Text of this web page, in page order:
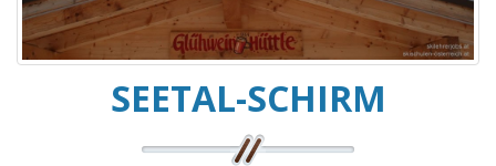
SEETAL-SCHIRM